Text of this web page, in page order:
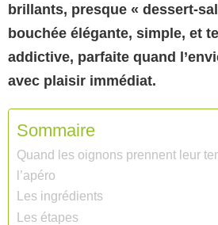
brillants, presque « dessert-
bouchée élégante, simple, et
addictive, parfaite quand
avec plaisir immédiat.
Sommaire
Quand les oignons prennent leur
l’apéro
Les ingrédients
Les étapes